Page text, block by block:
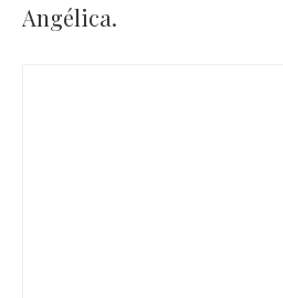
Angélica.